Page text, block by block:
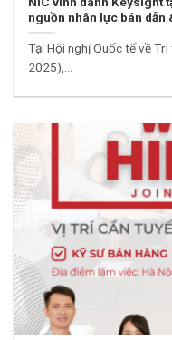
nguồn nhân lực bán dẫn
Tại Hội nghị Quốc tế về Trí
2025),...